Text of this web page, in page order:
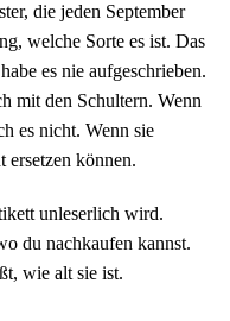
die jeden September
welche Sorte es ist. Das
es nie aufgeschrieben.
mit den Schultern. Wenn
es nicht. Wenn sie
ersetzen können.
unleserlich wird.
du nachkaufen kannst.
wie alt sie ist.